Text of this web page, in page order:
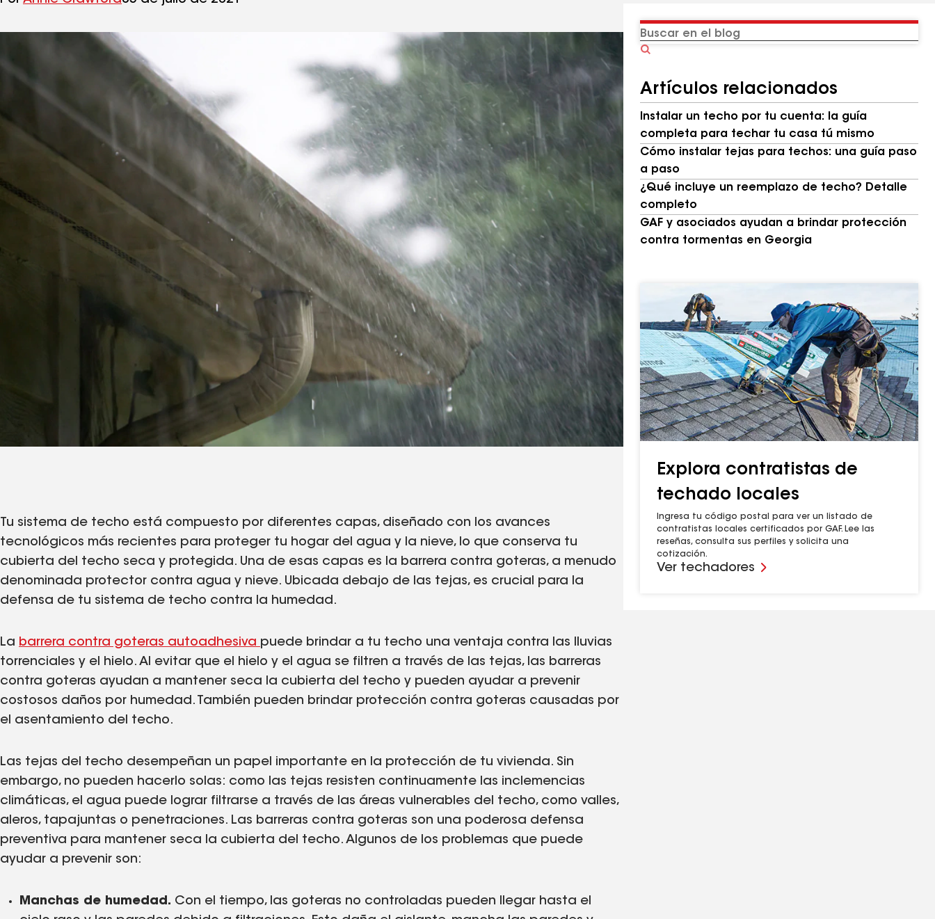
Tu sistema de techo está compuesto por diferentes capas, diseñado con los avances
tecnológicos más recientes para proteger tu hogar del agua y la nieve, lo que conserva tu
cubierta del techo seca y protegida. Una de esas capas es la barrera contra goteras, a menudo
denominada protector contra agua y nieve. Ubicada debajo de las tejas, es crucial para la
defensa de tu sistema de techo contra la humedad.
La barrera contra goteras autoadhesiva puede brindar a tu techo una ventaja contra las lluvias
torrenciales y el hielo. Al evitar que el hielo y el agua se filtren a través de las tejas, las barreras
contra goteras ayudan a mantener seca la cubierta del techo y pueden ayudar a prevenir
costosos daños por humedad. También pueden brindar protección contra goteras causadas por
el asentamiento del techo.
Las tejas del techo desempeñan un papel importante en la protección de tu vivienda. Sin
embargo, no pueden hacerlo solas: como las tejas resisten continuamente las inclemencias
climáticas, el agua puede lograr filtrarse a través de las áreas vulnerables del techo, como valles,
aleros, tapajuntas o penetraciones. Las barreras contra goteras son una poderosa defensa
preventiva para mantener seca la cubierta del techo. Algunos de los problemas que puede
ayudar a prevenir son:
Manchas de humedad. Con el tiempo, las goteras no controladas pueden llegar hasta el
Buscar
el
blog
Artículos relacionados
Instalar un techo por tu cuenta: la guía
completa para techar tu casa tú mismo
Cómo instalar tejas para techos: una guía paso
a paso
¿Qué incluye un reemplazo de techo? Detalle
completo
GAF y asociados ayudan a brindar protección
contra tormentas en Georgia
Explora contratistas de
techado locales
Ingresa tu código postal para ver un listado de
contratistas locales certificados por GAF. Lee las
reseñas, consulta sus perfiles y solicita una
cotización.
Ver techadores